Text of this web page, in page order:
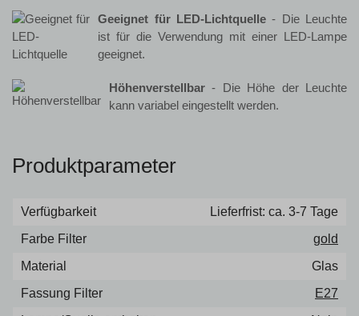
Geeignet für LED-Lichtquelle - Die Leuchte
ist für die Verwendung mit einer LED-Lampe
geeignet.
Höhenverstellbar - Die Höhe der Leuchte
kann variabel eingestellt werden.
Produktparameter
Verfügbarkeit
Lieferfrist: ca. 3-7 Tage
Farbe Filter
gold
Material
Glas
Fassung Filter
E27